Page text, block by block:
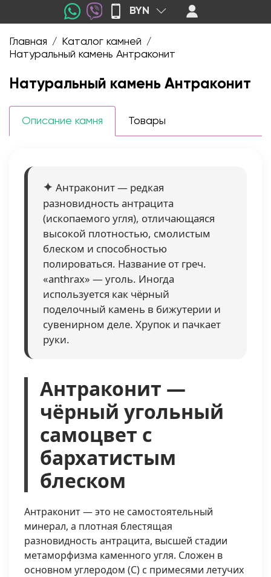
BYN
Главная / Каталог камней /
Натуральный камень Антраконит
Натуральный камень Антраконит
Описание камня Товары
Антраконит — редкая
разновидность антрацита
(ископаемого угля), отличающаяся
высокой плотностью, смолистым
блеском и способностью
полироваться. Название от греч.
«anthrax» — уголь. Иногда
используется как чёрный
поделочный камень в бижутерии и
сувенирном деле. Хрупок и пачкает
руки.
Антраконит —
чёрный угольный
самоцвет с
бархатистым
блеском
Антраконит — это не самостоятельный
минерал, а плотная блестящая
разновидность антрацита, высшей стадии
метаморфизма каменного угля. Сложен в
основном углеродом (C) с примесями летучих